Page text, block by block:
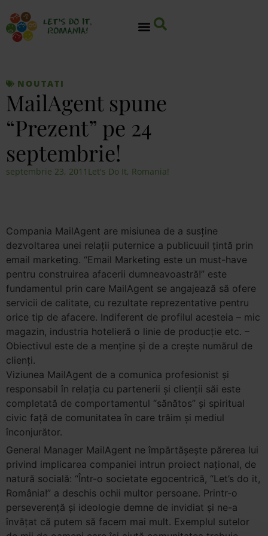
NOUTATI
MailAgent spune
“Prezent” pe 24
septembrie!
septembrie 23, 2011 Let's Do It, Romania!
Compania MailAgent are misiunea de a susţine
dezvoltarea unei relaţii puternice a publicuuil ţintă prin
email marketing. “Email Marketing este un must-have
pentru construirea afacerii dumneavoastră!” este
fundamentul prin care MailAgent se angajează să ofere
servicii de calitate, cu rezultate reprezentative pentru
orice tip de afacere. Indiferent de profilul acesteia – mic
magazin, industria hotelieră o linie de producţie etc. –
Obiectivul este de a menţine şi de a creşte numărul de
clienţi.
Viziunea MailAgent de a comunica profesionist şi
responsabil în relaţia cu partenerii şi clienţii săi este
completată de comportamentul “sănătos” şi spiritual
civic faţă de comunitatea în care trăim şi mediul
înconjurător.
General Manager MailAgent ne împărtăşeşte părerea lui
privind implicarea companiei intrun proiect naţional, de
natură socială: “Într-o societate egocentrică, “Let’s do it,
România!” a deschis ochii multor persoane. Printr-o
perseverenţă şi ideologie demne de invidiat şi ne-a
învăţat că putem să facem mai mult. Exemplul sutelor